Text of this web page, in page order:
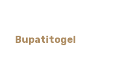
Bupatitogel